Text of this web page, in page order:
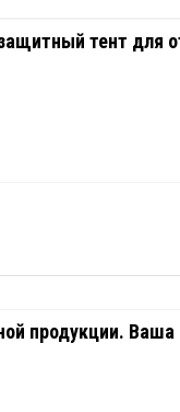
тент для
продукции.